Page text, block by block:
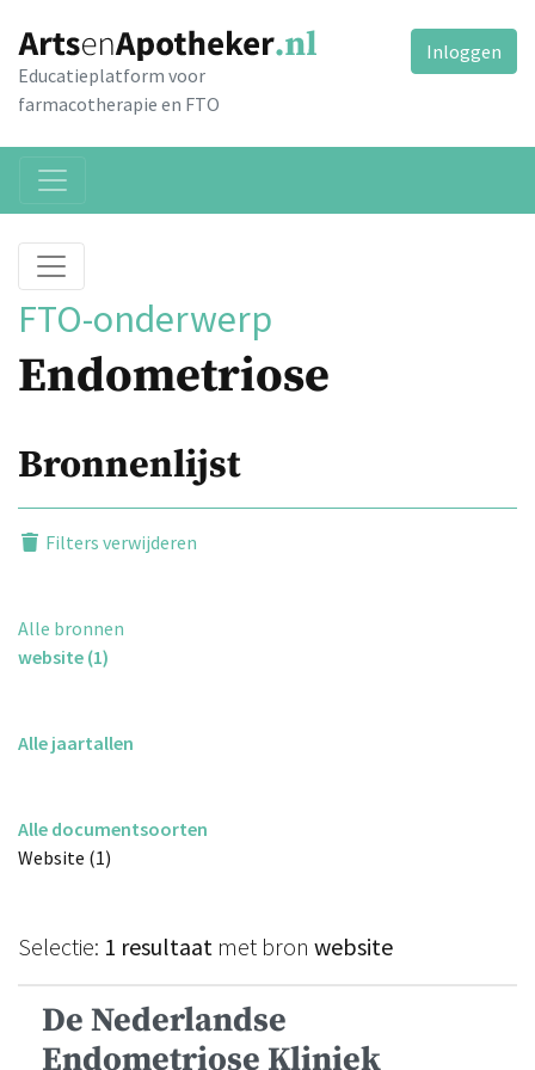
Educatieplatform voor
farmacotherapie en FTO
Inloggen
FTO-onderwerp
Endometriose
Bronnenlijst
Filters verwijderen
Alle bronnen
website (1)
Alle jaartallen
Alle documentsoorten
Website (1)
Selectie: 1 resultaat met bron website
De Nederlandse
Endometriose Kliniek